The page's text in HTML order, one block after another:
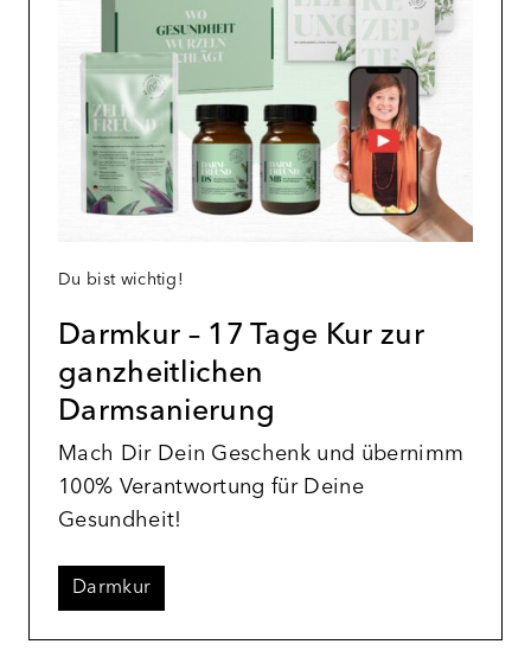
Du bist wichtig!
Darmkur – 17 Tage Kur zur
ganzheitlichen
Darmsanierung
Mach Dir Dein Geschenk und übernimm
100% Verantwortung für Deine
Gesundheit!
Darmkur